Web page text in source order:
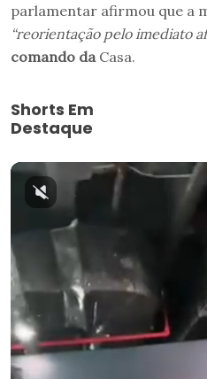
parlamentar afirmou que a
“reorientação pelo imediato
comando daCasa.
Shorts Em
Destaque